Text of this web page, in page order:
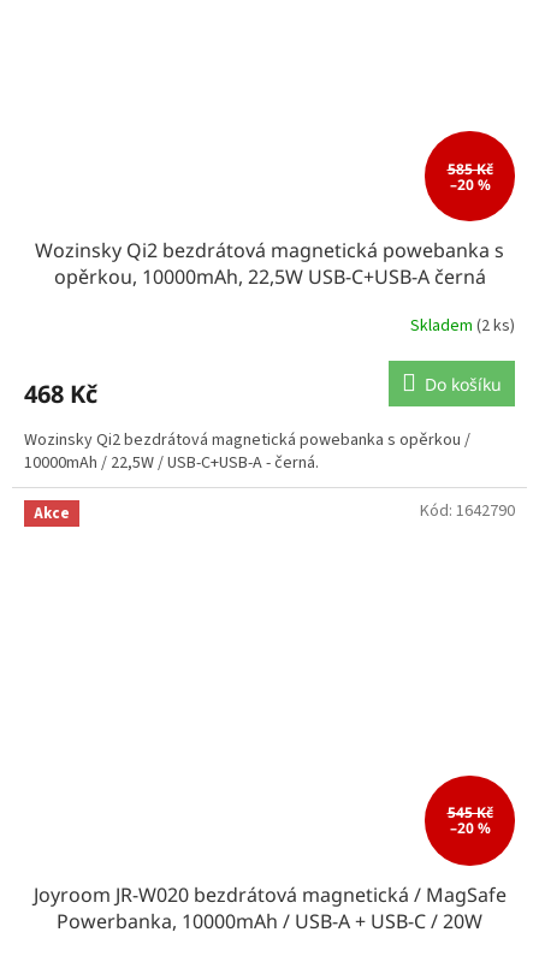
585 Kč
–20 %
Wozinsky Qi2 bezdrátová magnetická powebanka s
opěrkou, 10000mAh, 22,5W USB-C+USB-A černá
Skladem (2 ks)
468 Kč Do košíku
Wozinsky Qi2 bezdrátová magnetická powebanka s opěrkou /
10000mAh / 22,5W / USB-C+USB-A - černá.
Akce
545 Kč
–20 %
Joyroom JR-W020 bezdrátová magnetická / MagSafe
Powerbanka, 10000mAh / USB-A + USB-C / 20W
Kód: 1642790